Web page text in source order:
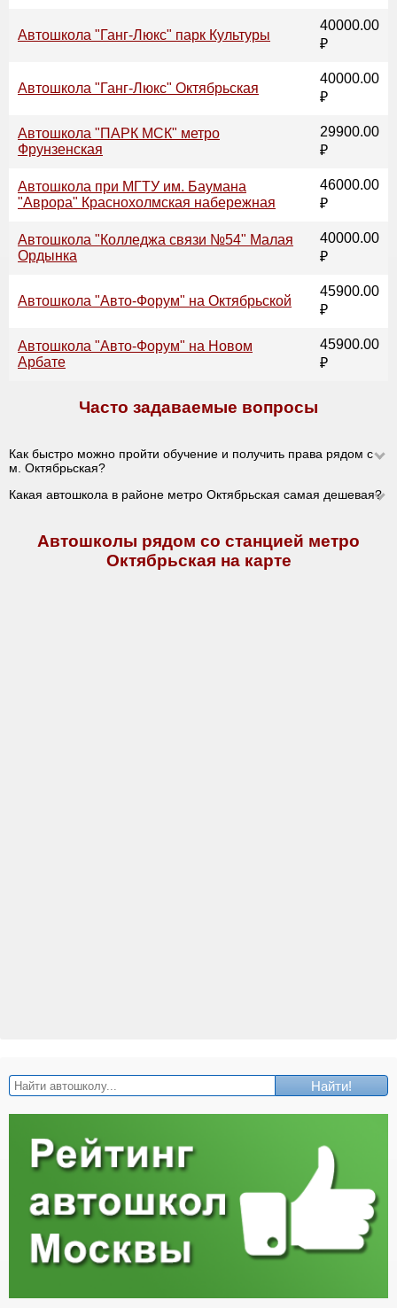
Автошкола "Ганг-Люкс" парк Культуры
40000.00
₽
Автошкола "Ганг-Люкс" Октябрьская
40000.00
₽
Автошкола "ПАРК МСК" метро
Фрунзенская
29900.00
₽
Автошкола при МГТУ им. Баумана
"Аврора" Краснохолмская набережная
46000.00
₽
Автошкола "Колледжа связи №54" Малая
Ордынка
40000.00
₽
Автошкола "Авто-Форум" на Октябрьской
45900.00
₽
Автошкола "Авто-Форум" на Новом
Арбате
45900.00
₽
Часто задаваемые вопросы
Как быстро можно пройти обучение и получить права рядом с
м. Октябрьская?
Какая автошкола в районе метро Октябрьская самая дешевая?
Автошколы рядом со станцией метро
Октябрьская на карте
Найти!